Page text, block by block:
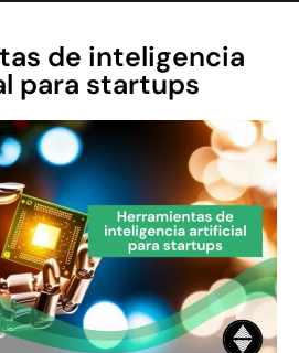
de inteligencia
para startups